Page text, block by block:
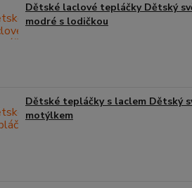
Dětské laclové tepláčky Dětský
modré s lodičkou
Dětské tepláčky s laclem Dětský
motýlkem